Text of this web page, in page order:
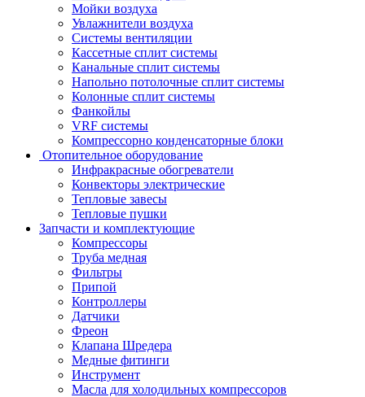
Мойки воздуха
Увлажнители воздуха
Системы вентиляции
Кассетные сплит системы
Канальные сплит системы
Напольно потолочные сплит системы
Колонные сплит системы
Фанкойлы
VRF системы
Компрессорно конденсаторные блоки
Отопительное оборудование
Инфракрасные обогреватели
Конвекторы электрические
Тепловые завесы
Тепловые пушки
Запчасти и комплектующие
Компрессоры
Труба медная
Фильтры
Припой
Контроллеры
Датчики
Фреон
Клапана Шредера
Медные фитинги
Инструмент
Масла для холодильных компрессоров